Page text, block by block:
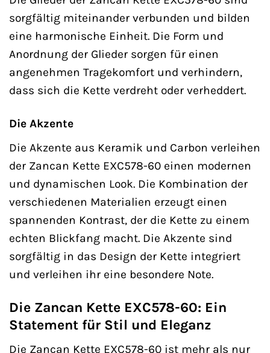
sorgfältig miteinander verbunden und bilden
eine harmonische Einheit. Die Form und
Anordnung der Glieder sorgen für einen
angenehmen Tragekomfort und verhindern,
dass sich die Kette verdreht oder verheddert.
Die Akzente
Die Akzente aus Keramik und Carbon verleihen
der Zancan Kette EXC578-60 einen modernen
und dynamischen Look. Die Kombination der
verschiedenen Materialien erzeugt einen
spannenden Kontrast, der die Kette zu einem
echten Blickfang macht. Die Akzente sind
sorgfältig in das Design der Kette integriert
und verleihen ihr eine besondere Note.
Die Zancan Kette EXC578-60: Ein
Statement für Stil und Eleganz
Die Zancan Kette EXC578-60 ist mehr als nur